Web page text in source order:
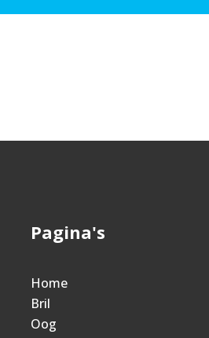
Pagina's
Home
Bril
Oog